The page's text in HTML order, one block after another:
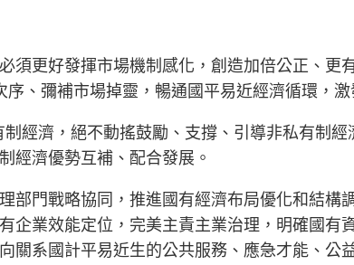
須更好發揮市場機制感化，創造加倍公正、更
、彌補市場掉靈，暢通國平易近經濟循環，
制經濟，絕不動搖鼓勵、支撐、引導非私有制
經濟優勢互補、配合發展。
部門戰略協同，推進國有經濟布局優化和結構
企業效能定位，完美主責主業治理，明確國有
關系國計平易近生的公共服務、應急才能、